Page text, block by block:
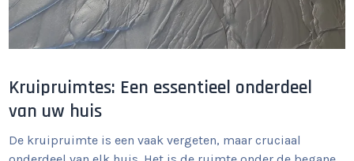
Kruipruimtes: Een essentieel onderdeel
van uw huis
De kruipruimte is een vaak vergeten, maar cruciaal